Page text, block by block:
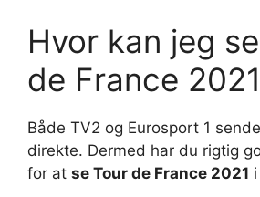
Hvor kan jeg
de France
Både TV2 og Eurosport 1
direkte. Dermed har du rigtig
for at se Tour de France 2021